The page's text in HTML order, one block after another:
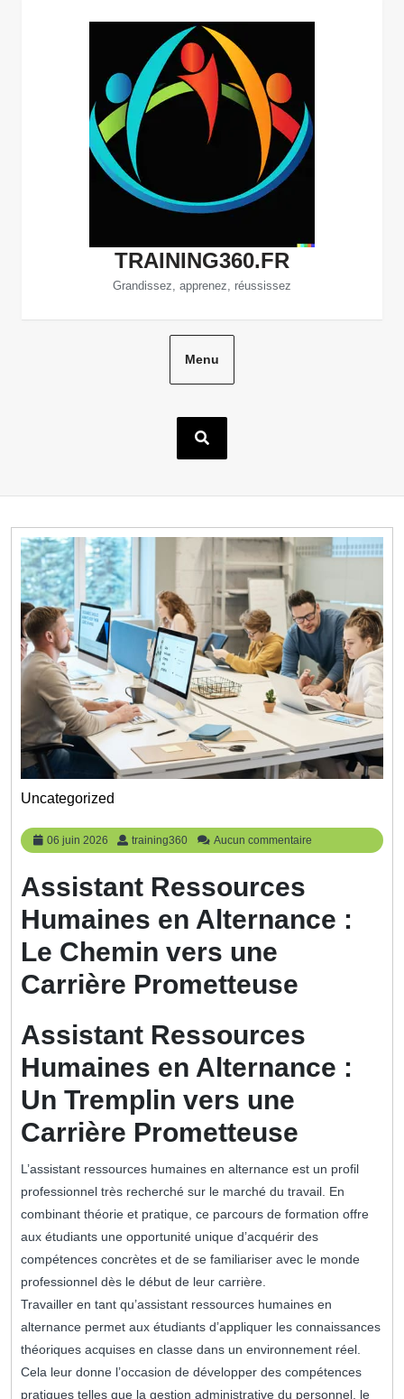
TRAINING360.FR
Grandissez, apprenez, réussissez
Menu
Uncategorized
06 juin 2026
06
juin
training360 training360
Aucun commentaire
Assistant Ressources
Humaines en Alternance :
Le Chemin vers une
Carrière Prometteuse
Assistant Ressources
Humaines en Alternance :
Un Tremplin vers une
Carrière Prometteuse
L’assistant ressources humaines en alternance est un profil
professionnel très recherché sur le marché du travail. En
combinant théorie et pratique, ce parcours de formation offre
aux étudiants une opportunité unique d’acquérir des
compétences concrètes et de se familiariser avec le monde
professionnel dès le début de leur carrière.
Travailler en tant qu’assistant ressources humaines en
alternance permet aux étudiants d’appliquer les connaissances
théoriques acquises en classe dans un environnement réel.
Cela leur donne l’occasion de développer des compétences
pratiques telles que la gestion administrative du personnel, le